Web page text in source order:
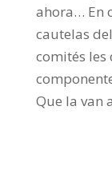
ahora… En
cautelas
comités les
Que la van